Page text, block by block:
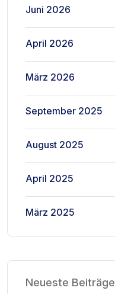
Juni 2026
April 2026
März 2026
September 2025
August 2025
April 2025
März 2025
Neueste Beiträge